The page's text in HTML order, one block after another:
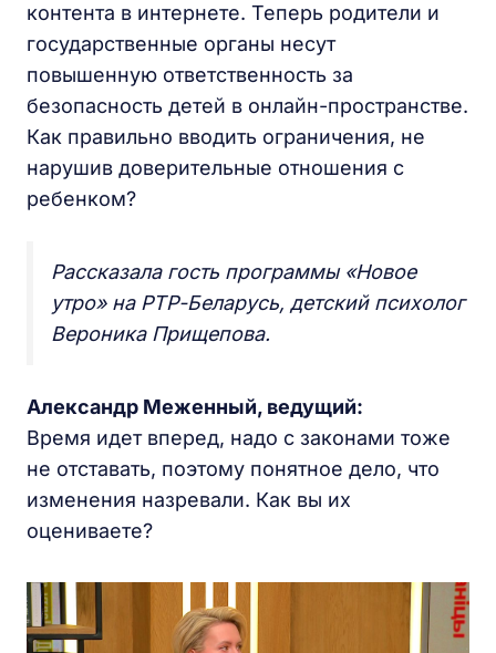
контента в интернете. Теперь родители и
государственные органы несут
повышенную ответственность за
безопасность детей в онлайн-пространстве.
Как правильно вводить ограничения, не
нарушив доверительные отношения с
ребенком?
Рассказала гость программы «Новое
утро» на РТР-Беларусь, детский психолог
Вероника Прищепова.
Александр Меженный, ведущий:
Время идет вперед, надо с законами тоже
не отставать, поэтому понятное дело, что
изменения назревали. Как вы их
оцениваете?